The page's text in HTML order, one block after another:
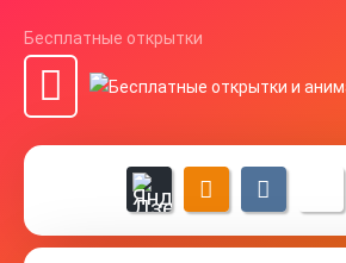
Бесплатные открытки